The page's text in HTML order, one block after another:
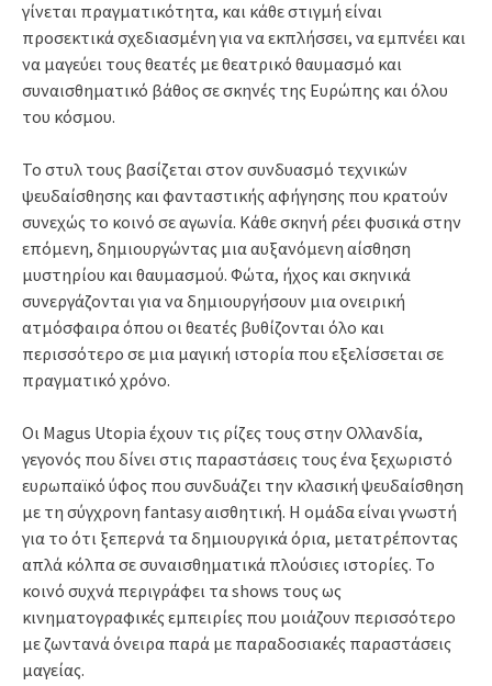
γίνεται πραγματικότητα, και κάθε στιγμή είναι
προσεκτικά σχεδιασμένη για να εκπλήσσει, να εμπνέει και
να μαγεύει τους θεατές με θεατρικό θαυμασμό και
συναισθηματικό βάθος σε σκηνές της Ευρώπης και όλου
του κόσμου.
Το στυλ τους βασίζεται στον συνδυασμό τεχνικών
ψευδαίσθησης και φανταστικής αφήγησης που κρατούν
συνεχώς το κοινό σε αγωνία. Κάθε σκηνή ρέει φυσικά στην
επόμενη, δημιουργώντας μια αυξανόμενη αίσθηση
μυστηρίου και θαυμασμού. Φώτα, ήχος και σκηνικά
συνεργάζονται για να δημιουργήσουν μια ονειρική
ατμόσφαιρα όπου οι θεατές βυθίζονται όλο και
περισσότερο σε μια μαγική ιστορία που εξελίσσεται σε
πραγματικό χρόνο.
Οι Magus Utopia έχουν τις ρίζες τους στην Ολλανδία,
γεγονός που δίνει στις παραστάσεις τους ένα ξεχωριστό
ευρωπαϊκό ύφος που συνδυάζει την κλασική ψευδαίσθηση
με τη σύγχρονη fantasy αισθητική. Η ομάδα είναι γνωστή
για το ότι ξεπερνά τα δημιουργικά όρια, μετατρέποντας
απλά κόλπα σε συναισθηματικά πλούσιες ιστορίες. Το
κοινό συχνά περιγράφει τα shows τους ως
κινηματογραφικές εμπειρίες που μοιάζουν περισσότερο
με ζωντανά όνειρα παρά με παραδοσιακές παραστάσεις
μαγείας.